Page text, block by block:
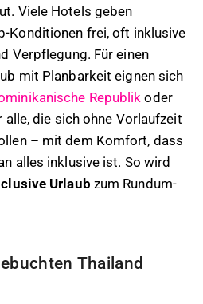
Viele Hotels geben
Konditionen frei, oft inklusive
Verpflegung. Für einen
mit Planbarkeit eignen sich
Republik oder
alle, die sich ohne Vorlaufzeit
– mit dem Komfort, dass
alles inklusive ist. So wird
Urlaub zum Rundum-
Thailand